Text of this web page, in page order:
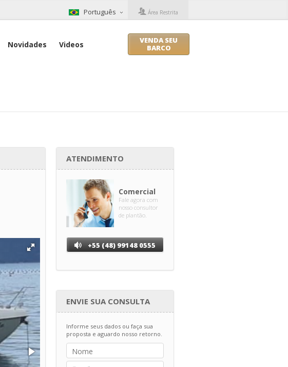
Português Área Restrita
Novidades Videos
VENDA SEU
BARCO
ATENDIMENTO
Comercial
Fale agora com
nosso consultor
de plantão.
+55 (48) 99148 0555
ENVIE SUA CONSULTA
Informe seus dados ou faça sua
proposta e aguardo nosso retorno.